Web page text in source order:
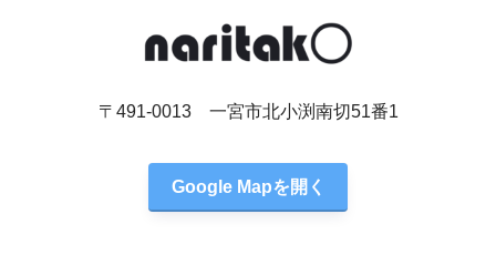
〒491-0013 一宮市北小渕南切51番1
Google Mapを開く